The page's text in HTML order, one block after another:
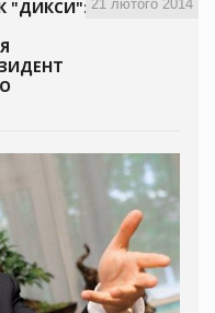
21 лютого 2014
"ДИКСИ":